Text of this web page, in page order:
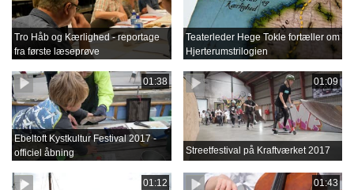
Tro Håb og Kærlighed - reportage
fra første læseprøve
Teaterleder Hege Tokle fortæller om
Hjerterumstrilogien
01:38
Ebeltoft Kystkultur Festival 2017 -
officiel åbning
01:09
Streetfestival på Kraftværket 2017
01:12 01:43